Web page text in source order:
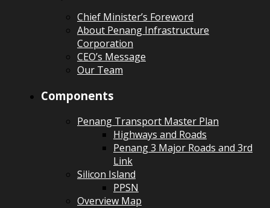
Chief Minister’s Foreword
About Penang Infrastructure
Corporation
CEO’s Message
Our Team
Components
Penang Transport Master Plan
Highways and Roads
Penang 3 Major Roads and 3rd
Link
Silicon Island
PPSN
Overview Map